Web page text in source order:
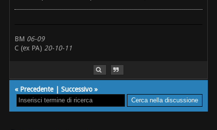
BM 06-09
C (ex PA) 20-10-11
« Precedente|Successivo »